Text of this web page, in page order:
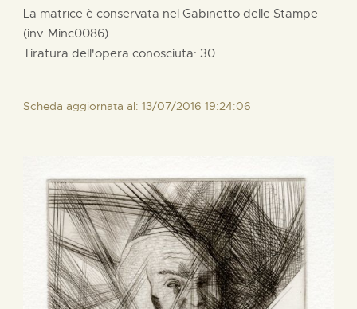
La matrice è conservata nel Gabinetto delle Stampe
(inv. Minc0086).
Tiratura dell'opera conosciuta: 30
Scheda aggiornata al: 13/07/2016 19:24:06